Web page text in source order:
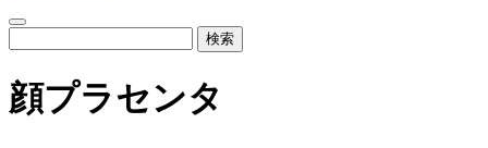
検索
顔プラセンタ